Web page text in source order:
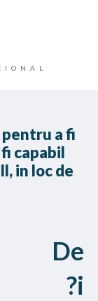
a fi
capabil
in loc de
De
?i